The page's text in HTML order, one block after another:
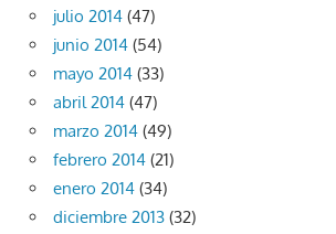
julio 2014 (47)
junio 2014 (54)
mayo 2014 (33)
abril 2014 (47)
marzo 2014 (49)
febrero 2014 (21)
enero 2014 (34)
diciembre 2013 (32)